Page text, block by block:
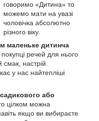
говоримо «Дитина» то
можемо мати на увазі
чоловічка абсолютно
різного віку.
маленьке дитинча
речей для нього
смак, настрій.
у нас найтепліші
або
цілком можна
якщо ви вибираєте